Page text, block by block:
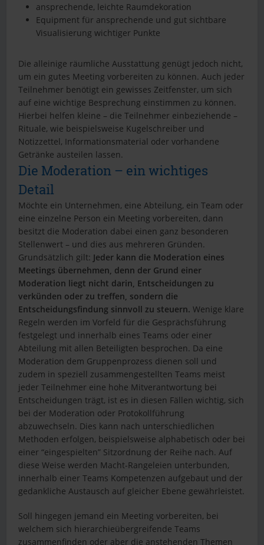
ansprechende, leichte Raumdekoration
Equipment für ansprechende und gut sichtbare
Visualisierung wichtiger Punkte
Die alleinige räumliche Ausstattung genügt jedoch nicht,
um ein gutes Meeting vorbereiten zu können. Auch jeder
Teilnehmer benötigt ein gewisses Zeitfenster, um sich
auf eine wichtige Besprechung einstimmen zu können.
Hierbei helfen kleine – die Teilnehmer einbeziehende –
Rituale, wie beispielsweise Kugelschreiber und
Notizzettel, Informationsmaterial oder vorhandene
Getränke austeilen lassen.
Die Moderation – ein wichtiges
Detail
Möchte ein Unternehmen, eine Abteilung, ein Team oder
eine einzelne Person ein Meeting vorbereiten, dann
besitzt die Moderation dabei einen ganz besonderen
Stellenwert – und dies aus mehreren Gründen.
Grundsätzlich gilt: Jeder kann die Moderation eines
Meetings übernehmen, denn der Grund einer
Moderation liegt nicht darin, Entscheidungen zu
verkünden oder zu treffen, sondern die
Entscheidungsfindung sinnvoll zu steuern. Wenige klare
Regeln werden im Vorfeld für die Gesprächsführung
festgelegt und innerhalb eines Teams oder einer
Abteilung mit allen Beteiligten besprochen. Da eine
Moderation dem Gruppenprozess dienen soll und
zudem in speziell zusammengestellten Teams meist
jeder Teilnehmer eine hohe Mitverantwortung bei
Entscheidungen trägt, ist es in diesen Fällen wichtig, sich
bei der Moderation oder Protokollführung
abzuwechseln. Dies kann nach unterschiedlichen
Methoden erfolgen, beispielsweise alphabetisch oder bei
einer “eingespielten” Sitzordnung der Reihe nach. Auf
diese Weise werden Macht-Rangeleien unterbunden,
innerhalb einer Teams Kompetenzen aufgebaut und der
gedankliche Austausch auf gleicher Ebene gewährleistet.
Soll hingegen jemand ein Meeting vorbereiten, bei
welchem sich hierarchieübergreifende Teams
zusammenfinden oder aber die anstehenden Themen